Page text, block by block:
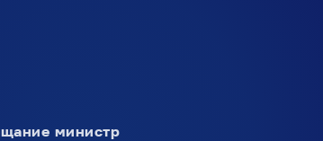
министр